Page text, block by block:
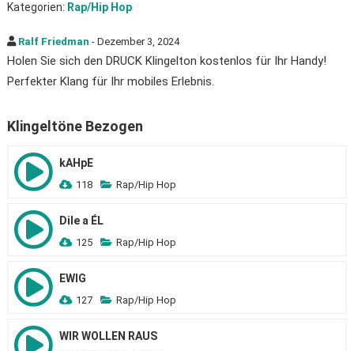
Kategorien: Rap/Hip Hop
Ralf Friedman - Dezember 3, 2024
Holen Sie sich den DRUCK Klingelton kostenlos für Ihr Handy!
Perfekter Klang für Ihr mobiles Erlebnis.
Klingeltöne Bezogen
kAHpE
118 Rap/Hip Hop
Dile a ÉL
125 Rap/Hip Hop
EWIG
127 Rap/Hip Hop
WIR WOLLEN RAUS